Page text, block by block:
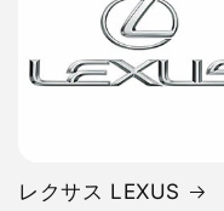
レクサス LEXUS